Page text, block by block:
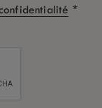
à autre dans
*